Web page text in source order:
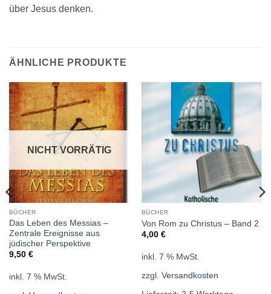
über Jesus denken.
ÄHNLICHE PRODUKTE
NICHT VORRÄTIG
BÜCHER
Das Leben des Messias –
Zentrale Ereignisse aus
jüdischer Perspektive
9,50 €
inkl. 7 % MwSt.
BÜCHER
Von Rom zu Christus – Band 2
4,00 €
inkl. 7 % MwSt.
zzgl. Versandkosten